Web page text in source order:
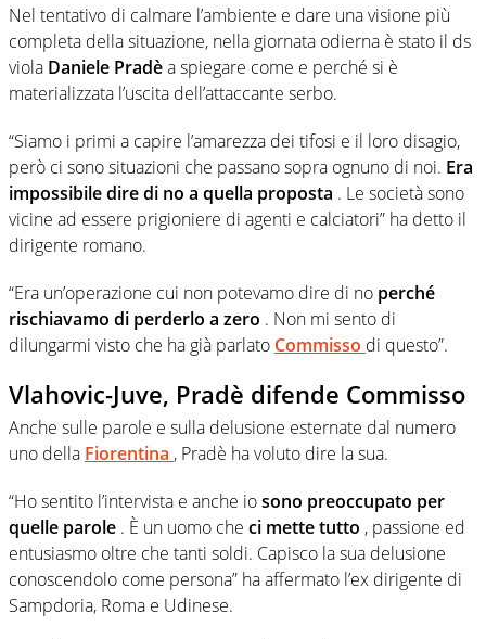
Nel tentativo di calmare l’ambiente e dare una visione più
completa della situazione, nella giornata odierna è stato il ds
viola Daniele Pradèa spiegare come e perché si è
materializzata l’uscita dell’attaccante serbo.
“Siamo i primi a capire l’amarezza dei tifosi e il loro disagio,
però ci sono situazioni che passano sopra ognuno di noi. Era
impossibile dire di no a quella proposta . Le società sono
vicine ad essere prigioniere di agenti e calciatori” ha detto il
dirigente romano.
“Era un’operazione cui non potevamo dire di no perché
rischiavamo di perderlo a zero . Non mi sento di
dilungarmi visto che ha già parlato Commisso di questo”.
Vlahovic-Juve, Pradè difende Commisso
Anche sulle parole e sulla delusione esternate dal numero
uno della Fiorentina , Pradè ha voluto dire la sua.
“Ho sentito l’intervista e anche iosono preoccupato per
quelle parole . È un uomo che ci mette tutto , passione ed
entusiasmo oltre che tanti soldi. Capisco la sua delusione
conoscendolo come persona” ha affermato l’ex dirigente di
Sampdoria, Roma e Udinese.